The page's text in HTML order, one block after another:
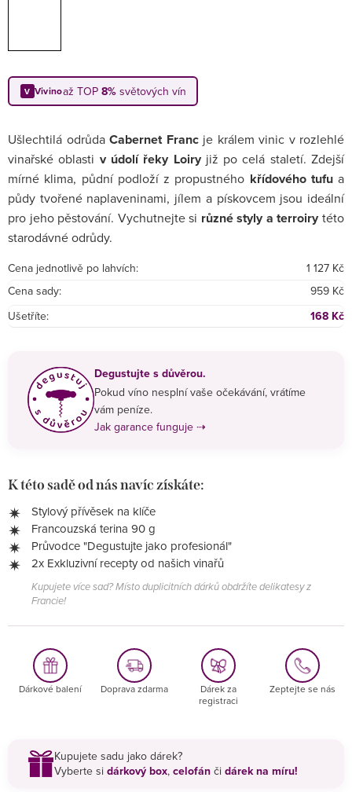
V Vivinoaž TOP 8%světových vín
Ušlechtilá odrůda Cabernet Francje králem vinic v rozlehlé
vinařské oblasti v údolí řeky Loiryjiž po celá staletí. Zdejší
mírné klima, půdní podloží z propustného křídového tufua
půdy tvořené naplaveninami, jílem a pískovcem jsou ideální
pro jeho pěstování. Vychutnejte si různé styly a terroiry této
starodávné odrůdy.
Cena jednotlivě po lahvích:
1 127 Kč
Cena sady:
959 Kč
Ušetříte:
168 Kč
Degustujte s důvěrou.
Pokud víno nesplní vaše očekávání, vrátíme
vám peníze.
Jak garance funguje ⇢
K této sadě od nás navíc získáte:
Stylový přívěsek na klíče
Francouzská terina 90 g
Průvodce "Degustujte jako profesionál"
2x Exkluzivní recepty od našich vinařů
Kupujete více sad? Místo duplicitních dárků obdržíte delikatesy z
Francie!
Dárkové balení Doprava zdarma
Dárek za
registraci
Zeptejte se nás
Kupujete sadu jako dárek?
Vyberte si dárkový box, celofán či dárek na míru!